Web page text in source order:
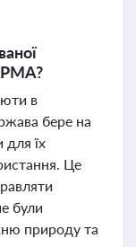
в
бере на
їх
Це
були
природу та